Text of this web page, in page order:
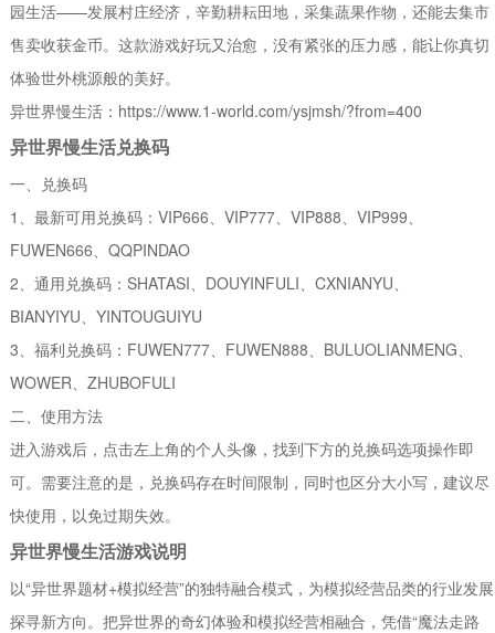
园生活——发展村庄经济，辛勤耕耘田地，采集蔬果作物，还能去集市
售卖收获金币。这款游戏好玩又治愈，没有紧张的压力感，能让你真切
体验世外桃源般的美好。
异世界慢生活：https://www.1-world.com/ysjmsh/?from=400
异世界慢生活兑换码
一、兑换码
1、最新可用兑换码：VIP666、VIP777、VIP888、VIP999、
FUWEN666、QQPINDAO
2、通用兑换码：SHATASI、DOUYINFULI、CXNIANYU、
BIANYIYU、YINTOUGUIYU
3、福利兑换码：FUWEN777、FUWEN888、BULUOLIANMENG、
WOWER、ZHUBOFULI
二、使用方法
进入游戏后，点击左上角的个人头像，找到下方的兑换码选项操作即
可。需要注意的是，兑换码存在时间限制，同时也区分大小写，建议尽
快使用，以免过期失效。
异世界慢生活游戏说明
以“异世界题材+模拟经营”的独特融合模式，为模拟经营品类的行业发展
探寻新方向。把异世界的奇幻体验和模拟经营相融合，凭借“魔法走路